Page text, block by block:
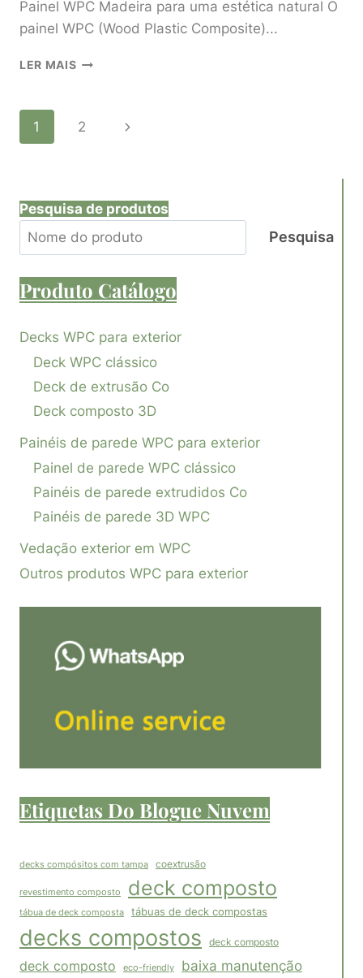
Painel WPC Madeira para uma estética natural O
painel WPC (Wood Plastic Composite)...
LER MAISPAINEL
PARA
Navegação
Página
1 2
Página
Pesquisa de produtos
Pesquisa
Produto Catálogo
Decks WPC para exterior
Deck WPC clássico
Deck de extrusão Co
Deck composto 3D
Painéis de parede WPC para exterior
Painel de parede WPC clássico
Painéis de parede extrudidos Co
Painéis de parede 3D WPC
Vedação exterior em WPC
Outros produtos WPC para exterior
Etiquetas Do Blogue Nuvem
decks compósitos com tampa coextrusão
revestimento composto deck composto
tábua de deck composta tábuas de deck compostas
decks compostos deck composto
deck composto eco-friendly baixa manutenção